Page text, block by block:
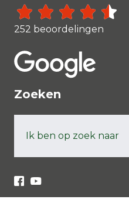
252 beoordelingen
Zoeken
Ik ben op zoek naar